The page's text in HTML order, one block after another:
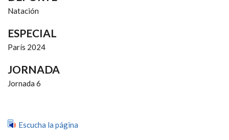
Natación
ESPECIAL
París 2024
JORNADA
Jornada 6
Escucha la página